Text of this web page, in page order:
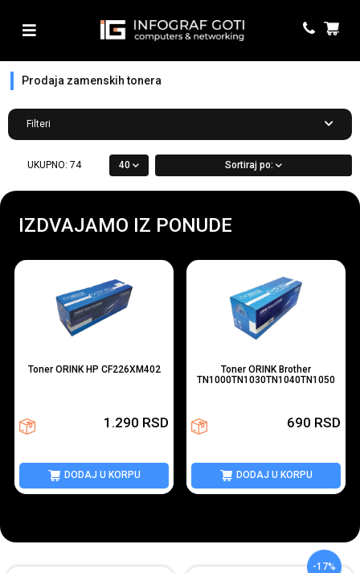
Prodaja zamenskih tonera
Filteri
UKUPNO: 74 40 Sortiraj po:
IZDVAJAMO IZ PONUDE
Toner ORINK HP CF226XM402
1.290 RSD
DODAJ U KORPU
Toner ORINK Brother
TN1000TN1030TN1040TN1050
690 RSD
DODAJ U KORPU
-17%